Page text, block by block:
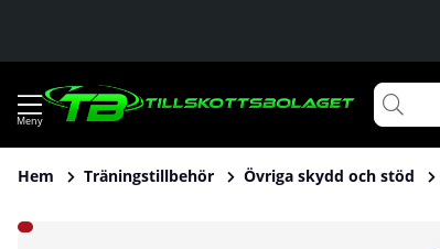
Hem Träningstillbehör Övriga skydd och stöd
Produktbilder GASP Power Elbow Sleeves, Black/Flame